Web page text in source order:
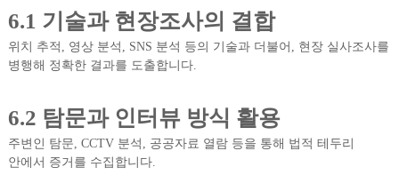
6.1 기술과 현장조사의 결합
위치 추적, 영상 분석, SNS 분석 등의 기술과 더불어, 현장 실사조사를
병행해 정확한 결과를 도출합니다.
6.2 탐문과 인터뷰 방식 활용
주변인 탐문, CCTV 분석, 공공자료 열람 등을 통해 법적 테두리
안에서 증거를 수집합니다.